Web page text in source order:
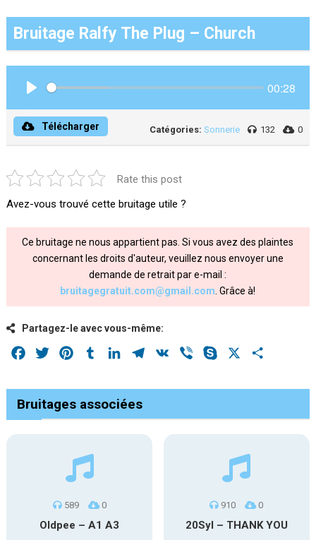
Bruitage Ralfy The Plug – Church
00:28
Télécharger Catégories: Sonnerie 132 0
Rate this post
Avez-vous trouvé cette bruitage utile ?
Ce bruitage ne nous appartient pas. Si vous avez des plaintes
concernant les droits d'auteur, veuillez nous envoyer une
demande de retrait par e-mail :
bruitagegratuit.com@gmail.com . Grâce à!
Partagez-le avec vous-même:
Facebook
Twitter PinterestTumblrLinkedInTelegram
VK Viber Skype
Bruitages associées
589 0
Oldpee – A1 A3
910 0
20Syl – THANK YOU